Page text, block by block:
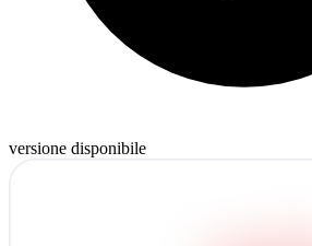
versione disponibile